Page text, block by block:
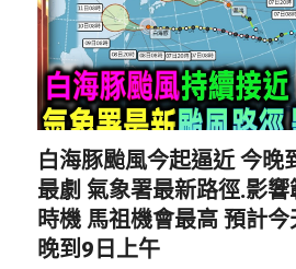
白海豚颱風今起逼近 今晚
最劇 氣象署最新路徑.影
時機 馬祖機會最高 預計今
晚到9日上午